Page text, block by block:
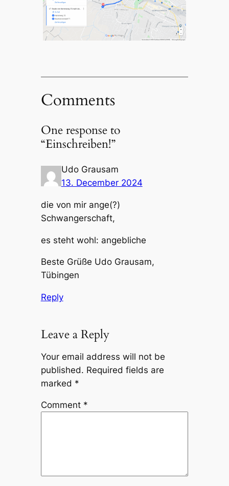
Comments
One response to
“Einschreiben!”
Udo Grausam
13. December 2024
die von mir ange(?)
Schwangerschaft,
es steht wohl: angebliche
Beste Grüße Udo Grausam,
Tübingen
Reply
Leave a Reply
Your email address will not be
published. Required fields are
marked *
Comment *